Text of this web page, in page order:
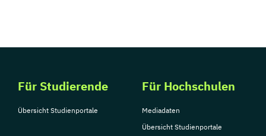
Für Studierende
Übersicht Studienportale
Für Hochschulen
Mediadaten
Übersicht Studienportale